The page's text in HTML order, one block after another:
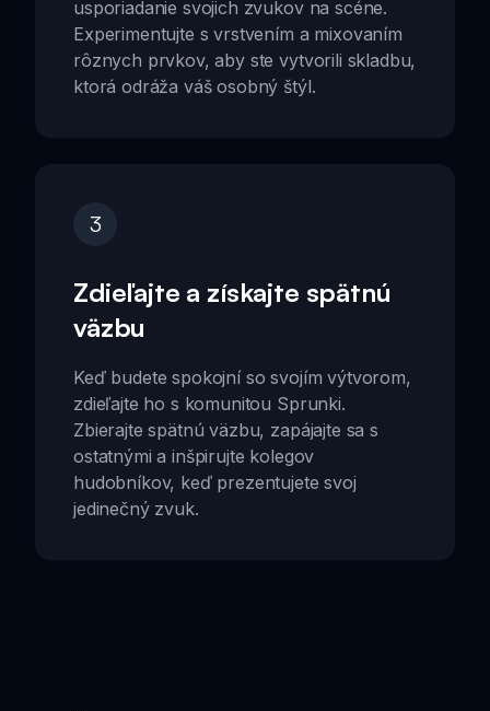
usporiadanie svojich zvukov na scéne.
Experimentujte s vrstvením a mixovaním
rôznych prvkov, aby ste vytvorili skladbu,
ktorá odráža váš osobný štýl.
3
Zdieľajte a získajte spätnú
väzbu
Keď budete spokojní so svojím výtvorom,
zdieľajte ho s komunitou Sprunki.
Zbierajte spätnú väzbu, zapájajte sa s
ostatnými a inšpirujte kolegov
hudobníkov, keď prezentujete svoj
jedinečný zvuk.